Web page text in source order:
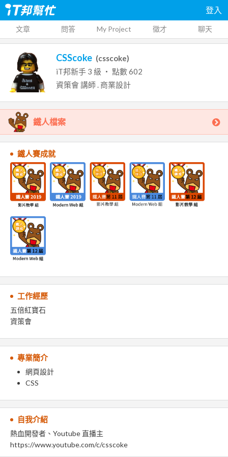
登入
文章 問答 My Project 徵才 聊天
CSScoke (csscoke)
iT邦新手 3 級 ‧ 點數602
資策會講師. 商業設計
鐵人檔案
鐵人賽成就
工作經歷
五倍紅寶石
資策會
專業簡介
網頁設計
CSS
自我介紹
熱血開發者、Youtube 直播主
https://www.youtube.com/c/csscoke